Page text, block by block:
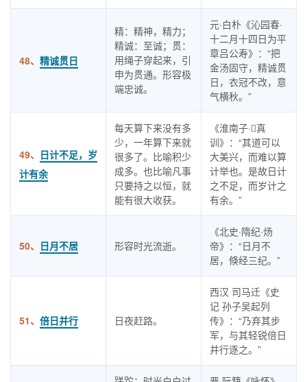
48、 精诚贯日
精：精神，精力；
精诚：至诚；贯：
用绳子穿起来，引
申为贯通。形容极
端忠诚。
元·白朴《沁园春·
十二月十四日为平
章吕公寿》：“把
金汤固守，精诚贯
日，衣冠不改，意
气横秋。”
49、 日计不足，岁
计有余
每天算下来没有多
少，一年算下来就
很多了。比喻积少
成多。也比喻凡事
只要持之以恒，就
能有很大收获。
《淮南子·真
训》：“其道可以
大美兴，而难以算
计举也。是故日计
之不足，而岁计之
有余。”
50、 日月不居 形容时光流逝。
《北史·隋纪·炀
帝》：“日月不
居，倏经三纪。”
51、 倍日并行 日夜赶路。
西汉 司马迁《史
记 孙子吴起列
传》：“乃弃其步
军，与其轻锐倍日
并行逐之。”